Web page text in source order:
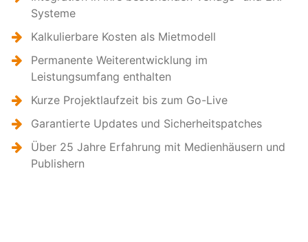
Systeme
Kalkulierbare Kosten als Mietmodell
Permanente Weiterentwicklung im
Leistungsumfang enthalten
Kurze Projektlaufzeit bis zum Go-Live
Garantierte Updates und Sicherheitspatches
Über 25 Jahre Erfahrung mit Medienhäusern und
Publishern